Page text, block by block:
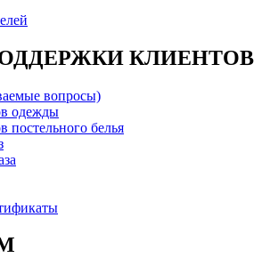
КЛИЕНТОВ
вопросы)
одежды
постельного белья